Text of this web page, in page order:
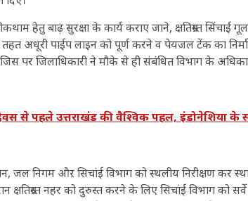
हेतु बाढ़ सुरक्षा के कार्य कराए जाने, क्षतिग्रस्त सिंचाई
अधूरी पाईप लाइन को पूर्ण करने व पेयजल टेंक का
पर जिलाधिकारी ने मौके से ही संबंधित विभाग के
से पहले उत्तराखंड की वैश्विक पहल, इंडोनेशिया के
जल निगम औऱ सिचांई विभाग को स्थलीय निरीक्षण कर
नहर को दुरुस्त करने के लिए सिचांई विभाग को